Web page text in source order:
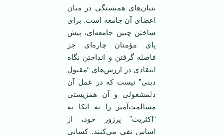
بنیان‌های همبستگی در میان
اعضای آن جامعه است. برای
ساختن چنین جامعه‌ای، پیش
پای مؤمنان چاره‌ای جز
فاصله گرفتن و انداختن نگاه
انتقادی در ارزش‌های “مقبول
دینی” نیست که در عمل آن
دلمشغولی و آن همزیستی
مسالمت‌آمیز را به اتکا به
“اکثریت” پرزور خود، از
اساس نفی می‌کنند. کسانی